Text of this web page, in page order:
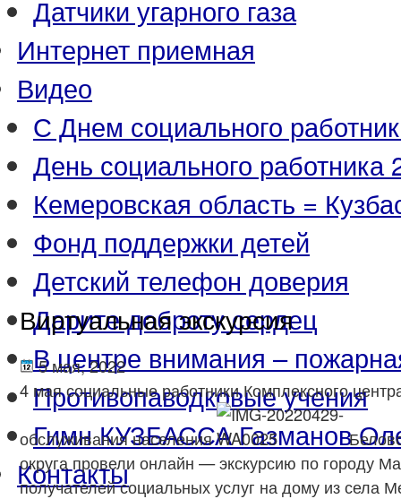
Датчики угарного газа
Интернет приемная
Видео
С Днем социального
День социального работника
Кемеровская область =
Фонд поддержки детей
Детский телефон доверия
Дарите доброту сердец
В центре внимания –
Противопаводковые учения
Гимн КУЗБАССА Газманов
Контакты
Виртуальная экскурсия
5 мая, 2022
4 мая социальные работники Комплексного
обслуживания населения
округа провели онлайн — экскурсию по городу
получателей социальных услуг на дому из села